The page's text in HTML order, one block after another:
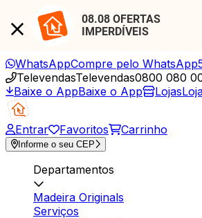
08.08 OFERTAS
IMPERDÍVEIS
WhatsAppCompre pelo WhatsApp
TelevendasTelevendas0800 080
Baixe o AppBaixe o App Lojas
Entrar Favoritos Carrinho
Informe o seu CEP
Departamentos
Madeira Originals
Serviços